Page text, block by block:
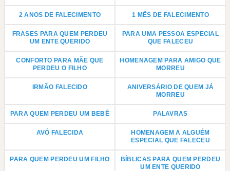
2 ANOS DE FALECIMENTO 1 MÊS DE FALECIMENTO
FRASES PARA QUEM PERDEU
UM ENTE QUERIDO
PARA UMA PESSOA ESPECIAL
QUE FALECEU
CONFORTO PARA MÃE QUE
PERDEU O FILHO
HOMENAGEM PARA AMIGO QUE
MORREU
IRMÃO FALECIDO
ANIVERSÁRIO DE QUEM JÁ
MORREU
PARA QUEM PERDEU UM BEBÊ PALAVRAS
AVÓ FALECIDA
HOMENAGEM A ALGUÉM
ESPECIAL QUE FALECEU
PARA QUEM PERDEU UM FILHO
BÍBLICAS PARA QUEM PERDEU
UM ENTE QUERIDO